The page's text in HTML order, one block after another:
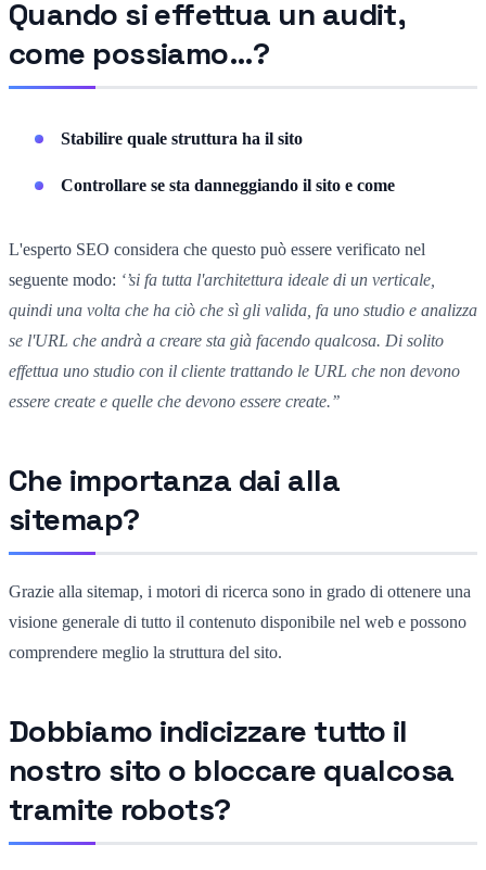
Quando si effettua un audit,
come possiamo…?
Stabilire quale struttura ha il sito
Controllare se sta danneggiando il sito e come
L'esperto SEO considera che questo può essere verificato nel
seguente modo: ‘’si fa tutta l'architettura ideale di un verticale,
quindi una volta che ha ciò che sì gli valida, fa uno studio e analizza
se l'URL che andrà a creare sta già facendo qualcosa. Di solito
effettua uno studio con il cliente trattando le URL che non devono
essere create e quelle che devono essere create.’’
Che importanza dai alla
sitemap?
Grazie alla sitemap, i motori di ricerca sono in grado di ottenere una
visione generale di tutto il contenuto disponibile nel web e possono
comprendere meglio la struttura del sito.
Dobbiamo indicizzare tutto il
nostro sito o bloccare qualcosa
tramite robots?